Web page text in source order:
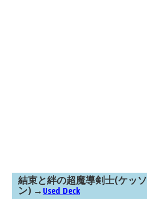
結束と絆の超魔導剣士(ケッ
ン) → Used Deck